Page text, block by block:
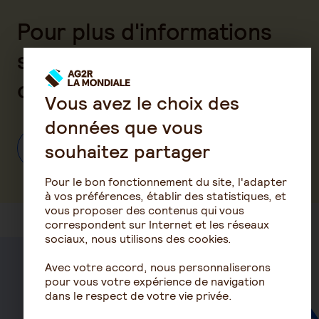
Pour plus d'informations
sur l'accès à votre espace
client entreprise
Cliquez ici
Santé
Vous avez le choix des
données que vous
souhaitez partager
Pour le bon fonctionnement du site, l'adapter
à vos préférences, établir des statistiques, et
vous proposer des contenus qui vous
correspondent sur Internet et les réseaux
sociaux, nous utilisons des cookies.
Avec votre accord, nous personnaliserons
pour vous votre expérience de navigation
dans le respect de votre vie privée.